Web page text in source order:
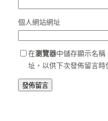
個人網站網址
在瀏覽器中儲存顯示名稱
址，以供下次發佈留言時